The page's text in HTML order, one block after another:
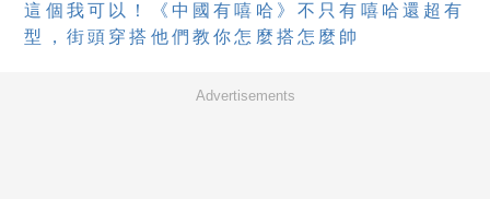
這個我可以！《中國有嘻哈》不只有嘻哈還超有
型，街頭穿搭他們教你怎麼搭怎麼帥
Advertisements